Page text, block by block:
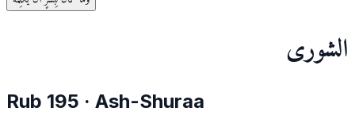
الشورى
Rub 195 · Ash-Shuraa